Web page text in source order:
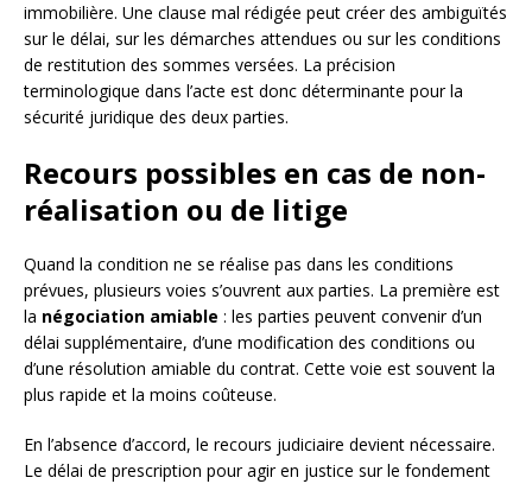
immobilière. Une clause mal rédigée peut créer des ambiguïtés
sur le délai, sur les démarches attendues ou sur les conditions
de restitution des sommes versées. La précision
terminologique dans l’acte est donc déterminante pour la
sécurité juridique des deux parties.
Recours possibles en cas de non-
réalisation ou de litige
Quand la condition ne se réalise pas dans les conditions
prévues, plusieurs voies s’ouvrent aux parties. La première est
la négociation amiable : les parties peuvent convenir d’un
délai supplémentaire, d’une modification des conditions ou
d’une résolution amiable du contrat. Cette voie est souvent la
plus rapide et la moins coûteuse.
En l’absence d’accord, le recours judiciaire devient nécessaire.
Le délai de prescription pour agir en justice sur le fondement